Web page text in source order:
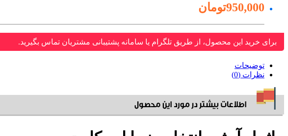
950,000تومان
برای خرید این محصول، از طریق تلگرام یا سامانه پشتیبانی مشتریان تماس بگیرید.
توضیحات
نظرات (0)